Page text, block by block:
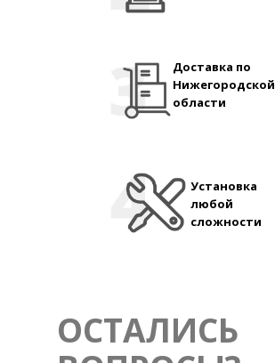
Доставка по
Нижегородской
области
Установка
любой
сложности
ОСТАЛИСЬ